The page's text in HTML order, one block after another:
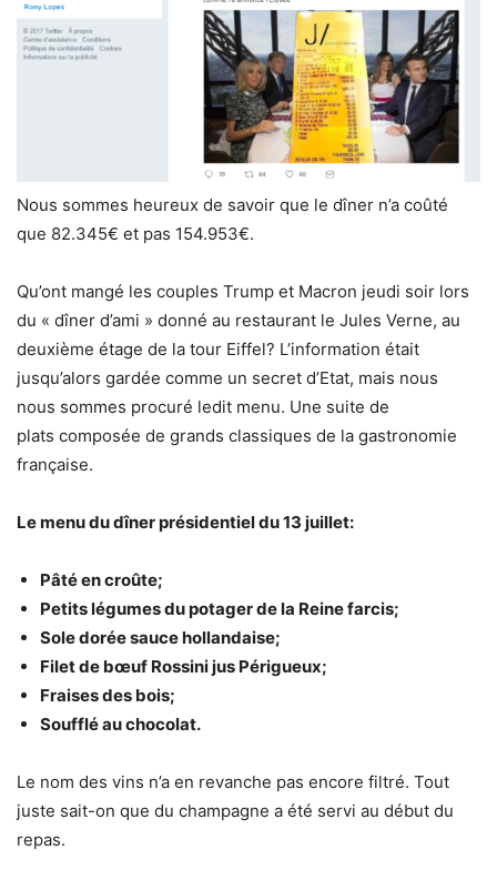
Nous sommes heureux de savoir que le dîner n’a coûté
que 82.345€ et pas 154.953€.
Qu’ont mangé les couples Trump et Macron jeudi soir lors
du « dîner d’ami » donné au restaurant le Jules Verne, au
deuxième étage de la tour Eiffel? L’information était
jusqu’alors gardée comme un secret d’Etat, mais nous
nous sommes procuré ledit menu. Une suite de
plats composée de grands classiques de la gastronomie
française.
Le menu du dîner présidentiel du 13 juillet:
Pâté en croûte;
Petits légumes du potager de la Reine farcis;
Sole dorée sauce hollandaise;
Filet de bœuf Rossini jus Périgueux;
Fraises des bois;
Soufflé au chocolat.
Le nom des vins n’a en revanche pas encore filtré. Tout
juste sait-on que du champagne a été servi au début du
repas.